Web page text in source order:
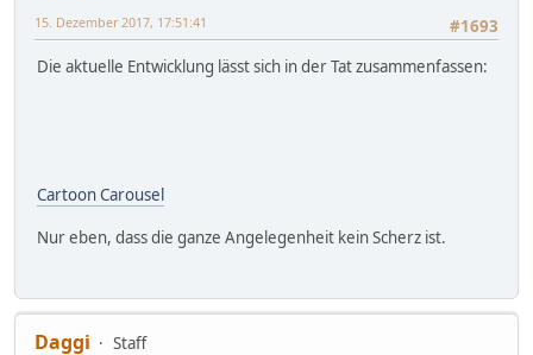
#1693
15. Dezember 2017, 17:51:41
Die aktuelle Entwicklung lässt sich in der Tat zusammenfassen:
Cartoon Carousel
Nur eben, dass die ganze Angelegenheit kein Scherz ist.
Daggi Staff